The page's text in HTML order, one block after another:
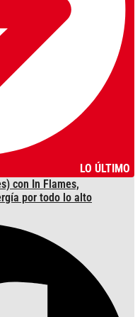
LO ÚLTIMO
con In Flames,
por todo lo alto